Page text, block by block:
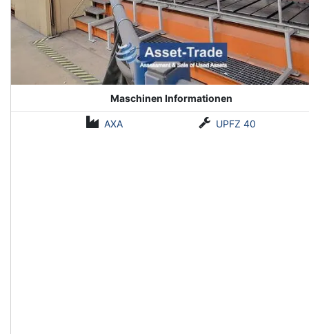
Maschinen Informationen
AXA UPFZ 40